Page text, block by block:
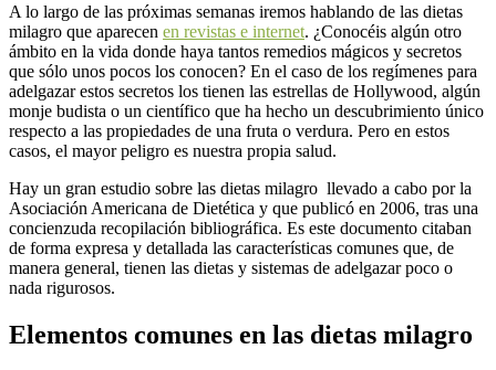
A lo largo de las próximas semanas iremos hablando de las dietas
milagro que aparecen en revistas e internet. ¿Conocéis algún otro
ámbito en la vida donde haya tantos remedios mágicos y secretos
que sólo unos pocos los conocen? En el caso de los regímenes para
adelgazar estos secretos los tienen las estrellas de Hollywood, algún
monje budista o un científico que ha hecho un descubrimiento único
respecto a las propiedades de una fruta o verdura. Pero en estos
casos, el mayor peligro es nuestra propia salud.
Hay un gran estudio sobre las dietas milagro llevado a cabo por la
Asociación Americana de Dietética y que publicó en 2006, tras una
concienzuda recopilación bibliográfica. Es este documento citaban
de forma expresa y detallada las características comunes que, de
manera general, tienen las dietas y sistemas de adelgazar poco o
nada rigurosos.
Elementos comunes en las dietas milagro